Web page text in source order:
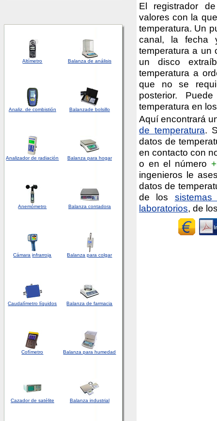
Altímetro Balanza de análisis
Analiz. de combistión Balanzade bolsillo
Analizadorderadiación Balanza para hogar
Anemómetro Balanza contadora
Cámara infrarroja Balanza para colgar
Caudalímetro líquidos Balanza de farmacia
Cofímetro Balanza para humedad
Cazador de satélite Balanza industrial
El registrador
valores con la
temperatura. Un
canal, la fecha
temperatura a un
un disco
temperatura a
que no se
posterior.
temperatura en
Aquí encontrará
de temperatura.
datos de
en contacto con
o en el número
ingenieros le
datos de
de los
laboratorios, de